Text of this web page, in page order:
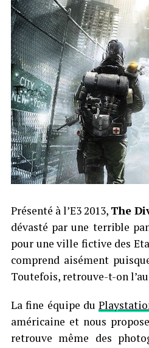
Présenté à l’E3 2013, The
dévasté par une terrible
pour une ville fictive des
comprend aisément
Toutefois, retrouve-t-on
La fine équipe du
américaine et nous
retrouve même des